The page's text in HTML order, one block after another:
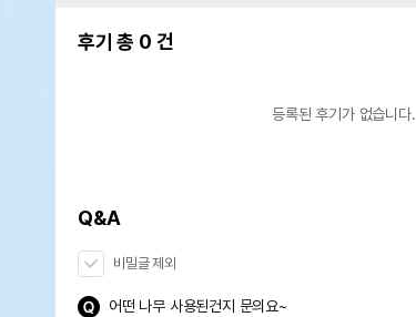
후기 총 0 건
등록된 후기가 없습니다.
Q&A
비밀글 제외
어떤 나무 사용된건지 문의요~